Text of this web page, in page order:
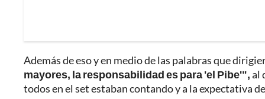
Además de eso y en medio de las palabras que
mayores, la responsabilidad es para 'el Pibe'",al
todos en el set estaban contando y a la expectativa